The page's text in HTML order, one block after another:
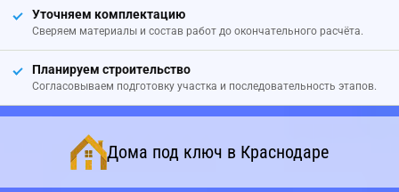
Уточняем комплектацию
Сверяем материалы и состав работ до окончательного расчёта.
Планируем строительство
Согласовываем подготовку участка и последовательность этапов.
Дома под ключ в Краснодаре